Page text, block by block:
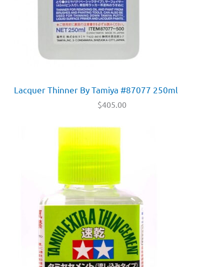
Lacquer Thinner By Tamiya #87077 250ml
$405.00